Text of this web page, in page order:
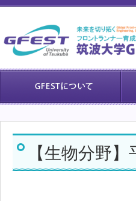
【生物分野